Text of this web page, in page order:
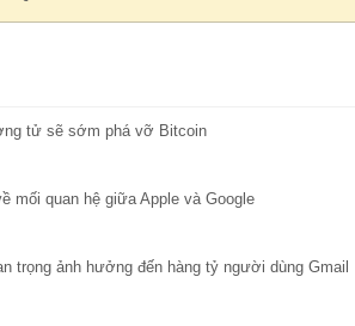
tử sẽ sớm phá vỡ Bitcoin
mối quan hệ giữa Apple và Google
trọng ảnh hưởng đến hàng tỷ người dùng Gmail